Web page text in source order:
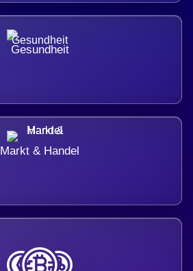
Gesundheit
Markt & Handel